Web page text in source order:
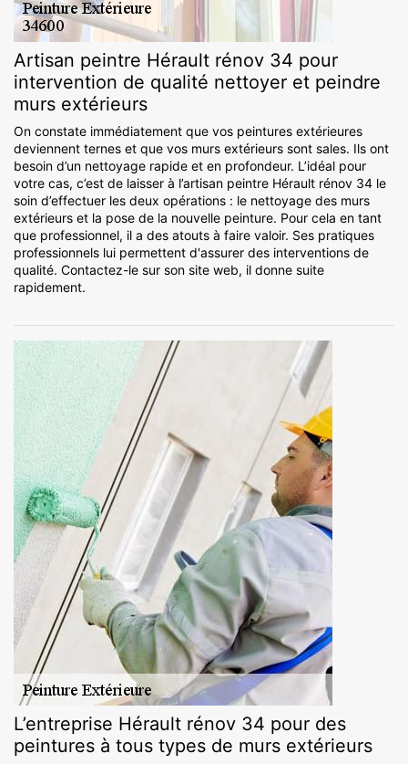
Artisan peintre Hérault rénov 34 pour
intervention de qualité nettoyer et peindre
murs extérieurs
On constate immédiatement que vos peintures extérieures
deviennent ternes et que vos murs extérieurs sont sales. Ils ont
besoin d’un nettoyage rapide et en profondeur. L’idéal pour
votre cas, c’est de laisser à l’artisan peintre Hérault rénov 34 le
soin d’effectuer les deux opérations : le nettoyage des murs
extérieurs et la pose de la nouvelle peinture. Pour cela en tant
que professionnel, il a des atouts à faire valoir. Ses pratiques
professionnels lui permettent d'assurer des interventions de
qualité. Contactez-le sur son site web, il donne suite
rapidement.
L’entreprise Hérault rénov 34 pour des
peintures à tous types de murs extérieurs